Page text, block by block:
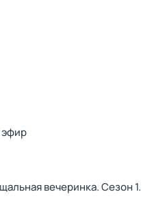
эфир
вечеринка. Сезон 1.